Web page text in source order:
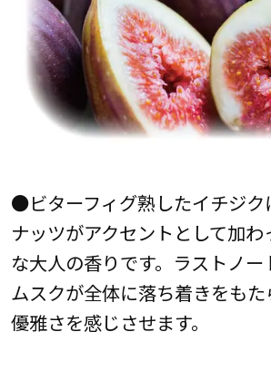
●ビターフィグ熟したイチジク
ナッツがアクセントとして加
な大人の香りです。ラストノ
ムスクが全体に落ち着きをも
優雅さを感じさせます。